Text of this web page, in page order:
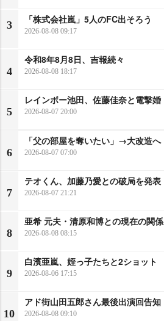
3
「株式会社嵐」5人のFC出そろう
2026-08-08 09:17
4
令和8年8月8日、吉報続々
2026-08-08 18:17
5
レインボー池田、佐藤佳奈と電撃婚
2026-08-07 20:00
6
「父の部屋を奪いたい」→大改造へ
2026-08-07 07:00
7
テオくん、加藤乃愛との破局を発表
2026-08-07 21:21
8
亜希 元夫・清原和博との現在の関係
2026-08-08 08:15
9
白濱亜嵐、姪っ子たちと2ショット
2026-08-06 17:15
10
アド街山田五郎さん最後出演回告知
2026-08-08 09:10